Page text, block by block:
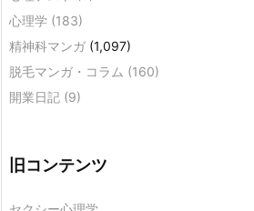
心理学 (183)
精神科マンガ (1,097)
脱毛マンガ・コラム (160)
開業日記 (9)
旧コンテンツ